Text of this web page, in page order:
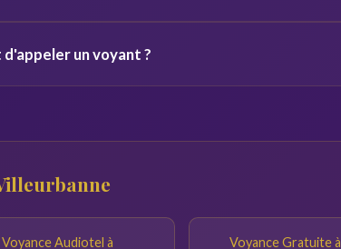
engager.un voyant ?
Voyance Audiotel à Voyance Gratuite à